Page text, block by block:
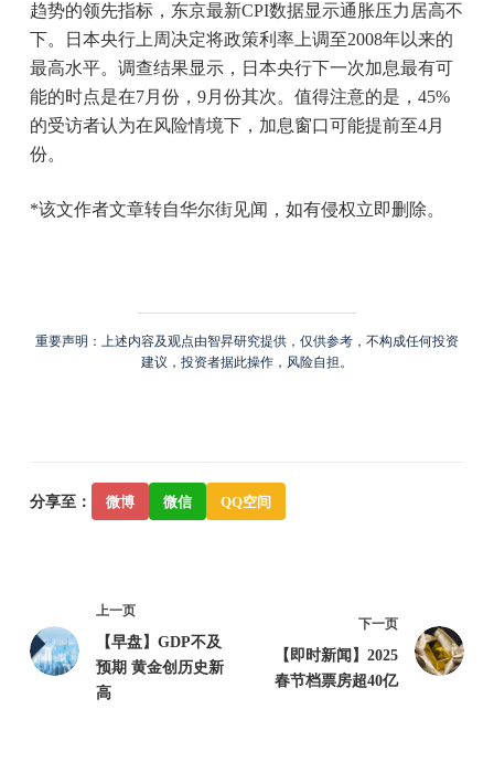
趋势的领先指标，东京最新CPI数据显示通胀压力居高不
下。日本央行上周决定将政策利率上调至2008年以来的
最高水平。调查结果显示，日本央行下一次加息最有可
能的时点是在7月份，9月份其次。值得注意的是，45%
的受访者认为在风险情境下，加息窗口可能提前至4月
份。
*该文作者文章转自华尔街见闻，如有侵权立即删除。
重要声明：上述内容及观点由智昇研究提供，仅供参考，不构成任何投资
建议，投资者据此操作，风险自担。
分享至： 微博 微信 QQ空间
上一页
【早盘】GDP不及
预期 黄金创历史新
高
下一页
【即时新闻】2025
春节档票房超40亿